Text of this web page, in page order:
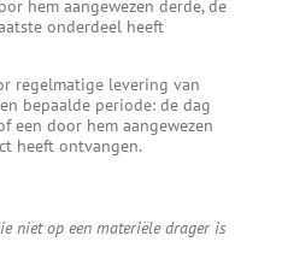
hem aangewezen derde, de
onderdeel heeft
regelmatige levering van
bepaalde periode: de dag
een door hem aangewezen
heeft ontvangen.
niet op een materiële drager is